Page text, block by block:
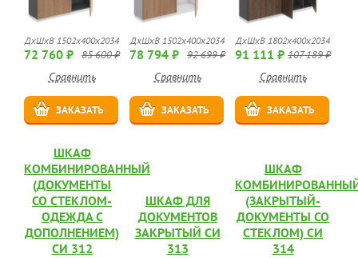
ДхШхВ 1502x400x2034
72 760 ₽ 85 600 ₽
Сравнить
ЗАКАЗАТЬ
ДхШхВ 1502x400x2034
78 794 ₽ 92 699 ₽
Сравнить
ЗАКАЗАТЬ
ДхШхВ 1802x400x2034
91 111 ₽ 107 189 ₽
Сравнить
ЗАКАЗАТЬ
ШКАФ
КОМБИНИРОВАННЫЙ
(ДОКУМЕНТЫ
СО СТЕКЛОМ-
ОДЕЖДА С
ДОПОЛНЕНИЕМ)
СИ 312
ШКАФ ДЛЯ
ДОКУМЕНТОВ
ЗАКРЫТЫЙ СИ
313
ШКАФ
(ЗАКРЫТЫЙ-
ДОКУМЕНТЫ СО
СТЕКЛОМ) СИ
314